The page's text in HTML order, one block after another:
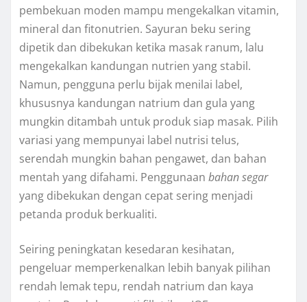
pembekuan moden mampu mengekalkan vitamin,
mineral dan fitonutrien. Sayuran beku sering
dipetik dan dibekukan ketika masak ranum, lalu
mengekalkan kandungan nutrien yang stabil.
Namun, pengguna perlu bijak menilai label,
khususnya kandungan natrium dan gula yang
mungkin ditambah untuk produk siap masak. Pilih
variasi yang mempunyai label nutrisi telus,
serendah mungkin bahan pengawet, dan bahan
mentah yang difahami. Penggunaan bahan segar
yang dibekukan dengan cepat sering menjadi
petanda produk berkualiti.
Seiring peningkatan kesedaran kesihatan,
pengeluar memperkenalkan lebih banyak pilihan
rendah lemak tepu, rendah natrium dan kaya